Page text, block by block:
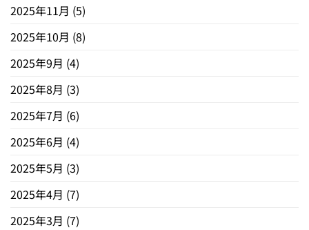
2025年11月 (5)
2025年10月 (8)
2025年9月 (4)
2025年8月 (3)
2025年7月 (6)
2025年6月 (4)
2025年5月 (3)
2025年4月 (7)
2025年3月 (7)